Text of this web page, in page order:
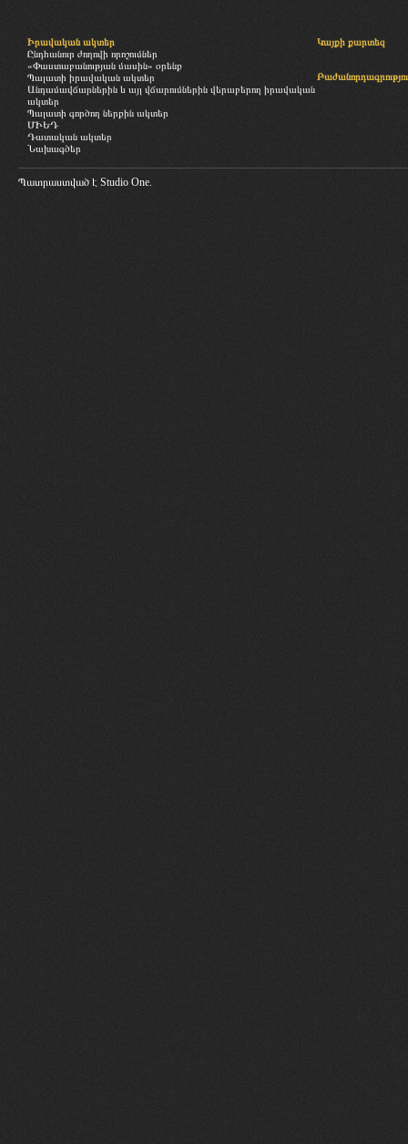
Իրավական ակտեր
Ընդհանուր ժողովի որոշումներ
«Փաստաբանության մասին» օրենք
Պալատի իրավական ակտեր
Անդամավճարներին և այլ վճարումներին վերաբերող իրավական
ակտեր
Պալատի գործող ներքին ակտեր
ՄԻԵԴ
Դատական ակտեր
Նախագծեր
Կայքի քարտեզ
Պատրաստված է Studio One.